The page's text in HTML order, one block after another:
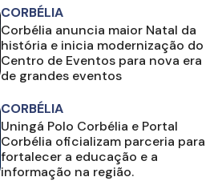
CORBÉLIA
Corbélia anuncia maior Natal da
história e inicia modernização do
Centro de Eventos para nova era
de grandes eventos
CORBÉLIA
Uningá Polo Corbélia e Portal
Corbélia oficializam parceria para
fortalecer a educação e a
informação na região.